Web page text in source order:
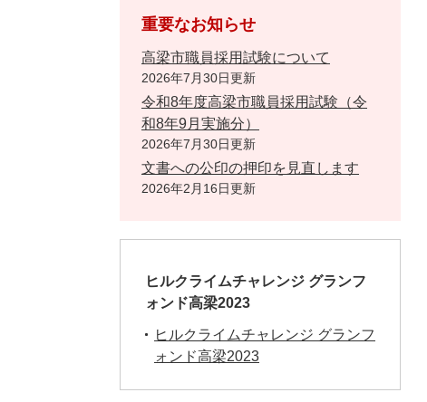
重要なお知らせ
高梁市職員採用試験について
2026年7月30日更新
令和8年度高梁市職員採用試験（令
和8年9月実施分）
2026年7月30日更新
文書への公印の押印を見直します
2026年2月16日更新
ヒルクライムチャレンジ グランフ
ォンド高梁2023
ヒルクライムチャレンジ グランフ
ォンド高梁2023